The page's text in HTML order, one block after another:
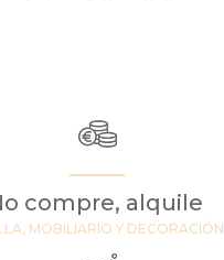
compre, alquile
MOBILIARIO Y DECORACIÓN